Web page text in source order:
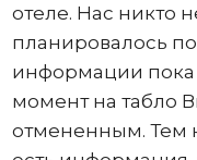
отеле. Нас никто
планировалось
информации пока
момент на табло
отмененным. Тем